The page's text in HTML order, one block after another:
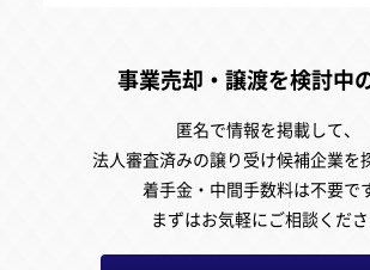
事業売却・譲渡を検討中
匿名で情報を掲載して、
法人審査済みの譲り受け候補企業を
着手金・中間手数料は不要で
まずはお気軽にご相談くだ